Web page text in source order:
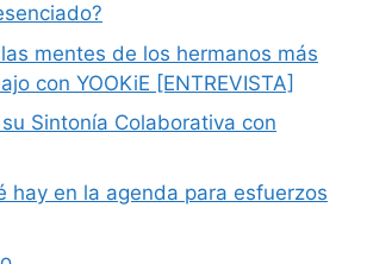
mentes de los hermanos más
con YOOKiE [ENTREVISTA]
Sintonía Colaborativa con
hay en la agenda para esfuerzos